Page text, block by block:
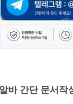
바 간단 문서